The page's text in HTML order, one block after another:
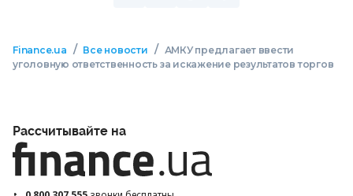
Finance.ua / Все новости / АМКУ предлагает ввести
уголовную ответственность за искажение результатов торгов
Рассчитывайте на